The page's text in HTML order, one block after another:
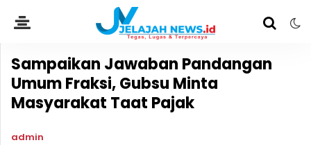
Sampaikan Jawaban Pandangan
Umum Fraksi, Gubsu Minta
Masyarakat Taat Pajak
admin